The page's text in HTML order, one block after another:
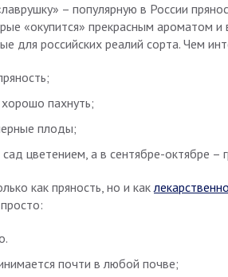
– популярную в России
«окупится» прекрасным ароматом
для российских реалий сорта. Чем
пахнуть;
плоды;
цветением, а в сентябре-октябре –
как пряность, но и как
почти в любой почве;